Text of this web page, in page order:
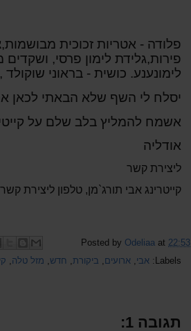
פלודה - אטריות זכוכית
פירות,גלידת לימון פרסי,
לימונענע. כושית - בראוני
יסלח לי השף שלא הבאתי לכאן
אשמח להמליץ בלב שלם על
אודליה
ליצירת קשר
קייטרינג אבי תורג`מן, טלפון ליצירת קשר טלפון : 09-7402366
Posted by Odeliaa at 22:53
Labels:
אבי, ארועים, ביקורת, חדש, מזל טלה,
תגובה 1: